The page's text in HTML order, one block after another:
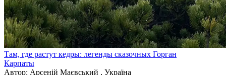
Там, где растут кедры: легенды сказочных Горган
Карпаты
Автор: Арсеній Маєвський , Україна